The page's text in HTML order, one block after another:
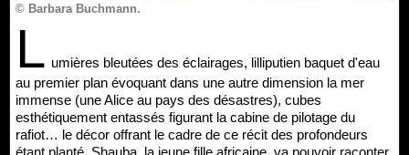
© Barbara Buchmann.
L umières bleutées des éclairages, lilliputien baquet d'eau
au premier plan évoquant dans une autre dimension la mer
immense (une Alice au pays des désastres), cubes
esthétiquement entassés figurant la cabine de pilotage du
rafiot… le décor offrant le cadre de ce récit des profondeurs
étant planté, Shauba, la jeune fille africaine, va pouvoir raconter